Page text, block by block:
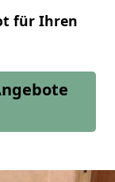
für Ihren